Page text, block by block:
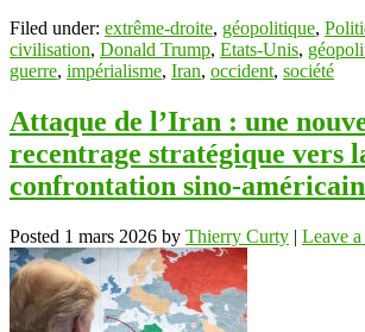
Filed under: extrême-droite, géopolitique,
civilisation, Donald Trump, Etats-Unis,
guerre, impérialisme, Iran, occident, société
Attaque de l’Iran : une
recentrage stratégique vers
confrontation sino-
Posted 1 mars 2026 by Thierry Curty | Leave